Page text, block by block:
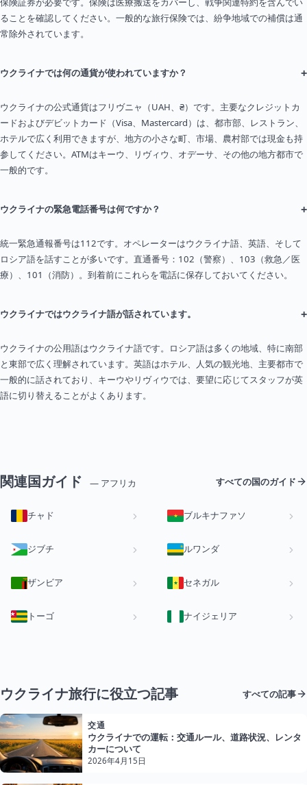
ることを確認してください。一般的な旅行保険では、紛争地域での補償は通
常除外されています。
ウクライナでは何の通貨が使われていますか？ +
ウクライナの公式通貨はフリヴニャ（UAH、₴）です。主要なクレジットカ
ードおよびデビットカード（Visa、Mastercard）は、都市部、レストラン、
ホテルで広く利用できますが、地方の小さな町、市場、農村部では現金も持
参してください。ATMはキーウ、リヴィウ、オデーサ、その他の地方都市で
一般的です。
ウクライナの緊急電話番号は何ですか？ +
統一緊急通報番号は112です。オペレーターはウクライナ語、英語、そして
ロシア語を話すことが多いです。直通番号：102（警察）、103（救急／医
療）、101（消防）。到着前にこれらを電話に保存しておいてください。
ウクライナではウクライナ語が話されています。 +
ウクライナの公用語はウクライナ語です。ロシア語は多くの地域、特に南部
と東部で広く理解されています。英語はホテル、人気の観光地、主要都市で
一般的に話されており、キーウやリヴィウでは、要望に応じてスタッフが英
語に切り替えることがよくあります。
関連国ガイド — アフリカ すべての国のガイド
チャド ブルキナファソ
ジブチ ルワンダ
ザンビア セネガル
トーゴ ナイジェリア
ウクライナ旅行に役立つ記事 すべての記事
交通
ウクライナでの運転：交通ルール、道路状況、レンタ
カーについて
2026年4月15日